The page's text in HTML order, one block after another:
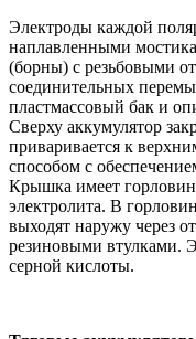
Электроды каждой
наплавленными
(борны) с резьбовыми
соединительных
пластмассовый бак и
Сверху аккумулятор
приваривается к
способом с
Крышка имеет
электролита. В
выходят наружу через
резиновыми втулками.
серной кислоты.